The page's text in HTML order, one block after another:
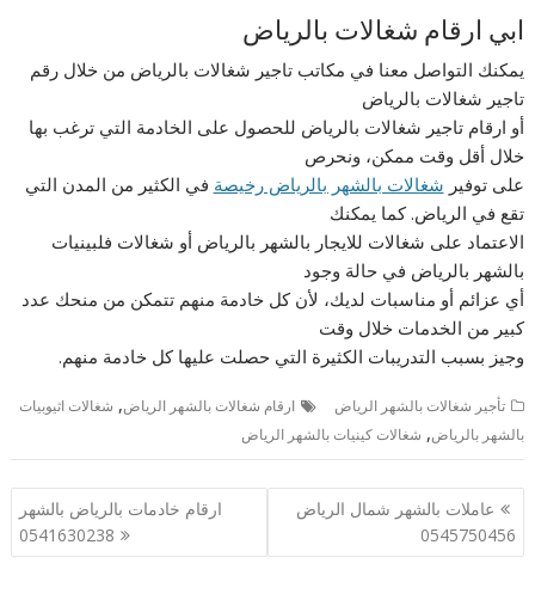
ابي ارقام شغالات بالرياض
يمكنك التواصل معنا في مكاتب تاجير شغالات بالرياض من خلال رقم
تاجير شغالات بالرياض
أو ارقام تاجير شغالات بالرياض للحصول على الخادمة التي ترغب بها
خلال أقل وقت ممكن، ونحرص
على توفير شغالات بالشهر بالرياض رخيصة في الكثير من المدن التي
تقع في الرياض. كما يمكنك
الاعتماد على شغالات للايجار بالشهر بالرياض أو شغالات فلبينيات
بالشهر بالرياض في حالة وجود
أي عزائم أو مناسبات لديك، لأن كل خادمة منهم تتمكن من منحك عدد
كبير من الخدمات خلال وقت
وجيز بسبب التدريبات الكثيرة التي حصلت عليها كل خادمة منهم.
تأجير شغالات بالشهر الرياض ارقام شغالات بالشهر الرياض, شغالات اثيوبيات
بالشهر بالرياض, شغالات كينيات بالشهر الرياض
تصفّح
المقالات
عاملات بالشهر شمال الرياض
0545750456
ارقام خادمات بالرياض بالشهر
0541630238